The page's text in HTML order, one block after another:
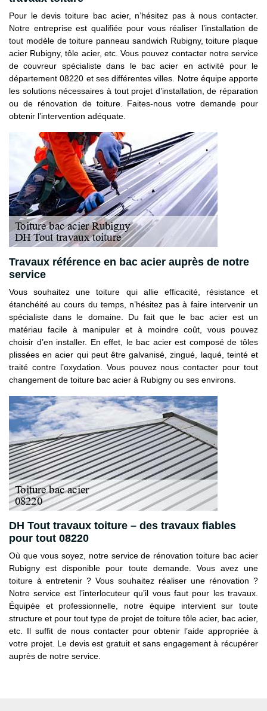
Pour le devis toiture bac acier, n’hésitez pas à nous contacter.
Notre entreprise est qualifiée pour vous réaliser l’installation de
tout modèle de toiture panneau sandwich Rubigny, toiture plaque
acier Rubigny, tôle acier, etc. Vous pouvez contacter notre service
de couvreur spécialiste dans le bac acier en activité pour le
département 08220 et ses différentes villes. Notre équipe apporte
les solutions nécessaires à tout projet d’installation, de réparation
ou de rénovation de toiture. Faites-nous votre demande pour
obtenir l’intervention adéquate.
Travaux référence en bac acier auprès de notre
service
Vous souhaitez une toiture qui allie efficacité, résistance et
étanchéité au cours du temps, n’hésitez pas à faire intervenir un
spécialiste dans le domaine. Du fait que le bac acier est un
matériau facile à manipuler et à moindre coût, vous pouvez
choisir d’en installer. En effet, le bac acier est composé de tôles
plissées en acier qui peut être galvanisé, zingué, laqué, teinté et
traité contre l’oxydation. Vous pouvez nous contacter pour tout
changement de toiture bac acier à Rubigny ou ses environs.
DH Tout travaux toiture – des travaux fiables
pour tout 08220
Où que vous soyez, notre service de rénovation toiture bac acier
Rubigny est disponible pour toute demande. Vous avez une
toiture à entretenir ? Vous souhaitez réaliser une rénovation ?
Notre service est l’interlocuteur qu’il vous faut pour les travaux.
Équipée et professionnelle, notre équipe intervient sur toute
structure et pour tout type de projet de toiture tôle acier, bac acier,
etc. Il suffit de nous contacter pour obtenir l’aide appropriée à
votre projet. Le devis est gratuit et sans engagement à récupérer
auprès de notre service.